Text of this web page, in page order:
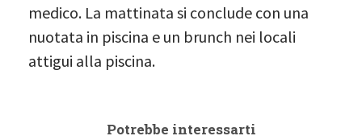
medico. La mattinata si conclude con una
nuotata in piscina e un brunch nei locali
attigui alla piscina.
Potrebbe interessarti